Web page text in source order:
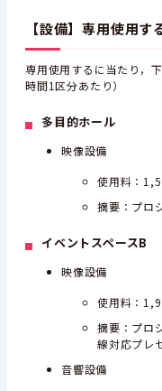
【設備】専用使用す
専用使用するに当たり，
時間1区分あたり）
多目的ホール
映像設備
使用料：
摘要：プロ
イベントスペースB
映像設備
使用料：
摘要：プロ
線対応プレ
音響設備